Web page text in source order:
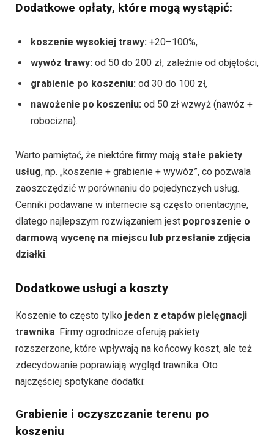
Dodatkowe opłaty, które mogą wystąpić:
koszenie wysokiej trawy: +20–100%,
wywóz trawy: od 50 do 200 zł, zależnie od objętości,
grabienie po koszeniu: od 30 do 100 zł,
nawożenie po koszeniu: od 50 zł wzwyż (nawóz +
robocizna).
Warto pamiętać, że niektóre firmy mają stałe pakiety
usług, np. „koszenie + grabienie + wywóz”, co pozwala
zaoszczędzić w porównaniu do pojedynczych usług.
Cenniki podawane w internecie są często orientacyjne,
dlatego najlepszym rozwiązaniem jest poproszenie o
darmową wycenę na miejscu lub przesłanie zdjęcia
działki.
Dodatkowe usługi a koszty
Koszenie to często tylko jeden z etapów pielęgnacji
trawnika. Firmy ogrodnicze oferują pakiety
rozszerzone, które wpływają na końcowy koszt, ale też
zdecydowanie poprawiają wygląd trawnika. Oto
najczęściej spotykane dodatki:
Grabienie i oczyszczanie terenu po
koszeniu